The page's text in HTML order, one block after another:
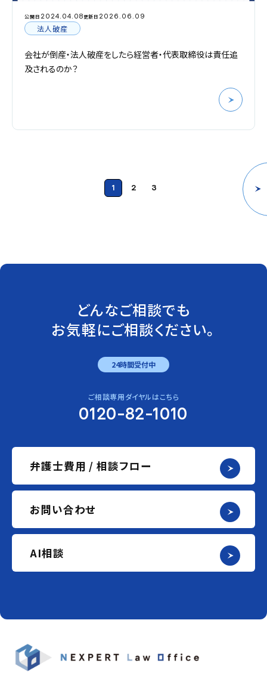
公開日 2024.04.08更新日 2026.06.09
法人破産
会社が倒産・法人破産をしたら経営者・代表取締役は責任追
及されるのか？
1 2 3
どんなご相談でも
お気軽にご相談ください。
24時間受付中
ご相談専用ダイヤルはこちら
0120-82-1010
弁護士費用 / 相談フロー
お問い合わせ
AI相談